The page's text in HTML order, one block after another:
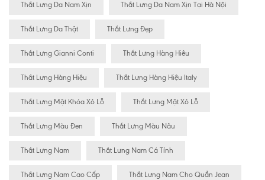
Thắt Lưng Da Nam Xịn Thắt Lưng Da Nam Xịn Tại Hà Nội
Thắt Lưng Da Thật Thắt Lưng Đẹp
Thắt Lưng Gianni Conti Thắt Lưng Hàng Hiêu
Thắt Lưng Hàng Hiệu Thắt Lưng Hàng Hiệu Italy
Thắt Lưng Mặt Khóa Xỏ Lỗ Thắt Lưng Mặt Xỏ Lỗ
Thắt Lưng Màu Đen Thắt Lưng Màu Nâu
Thắt Lưng Nam Thắt Lưng Nam Cá Tính
Thắt Lưng Nam Cao Cấp Thắt Lưng Nam Cho Quần Jean